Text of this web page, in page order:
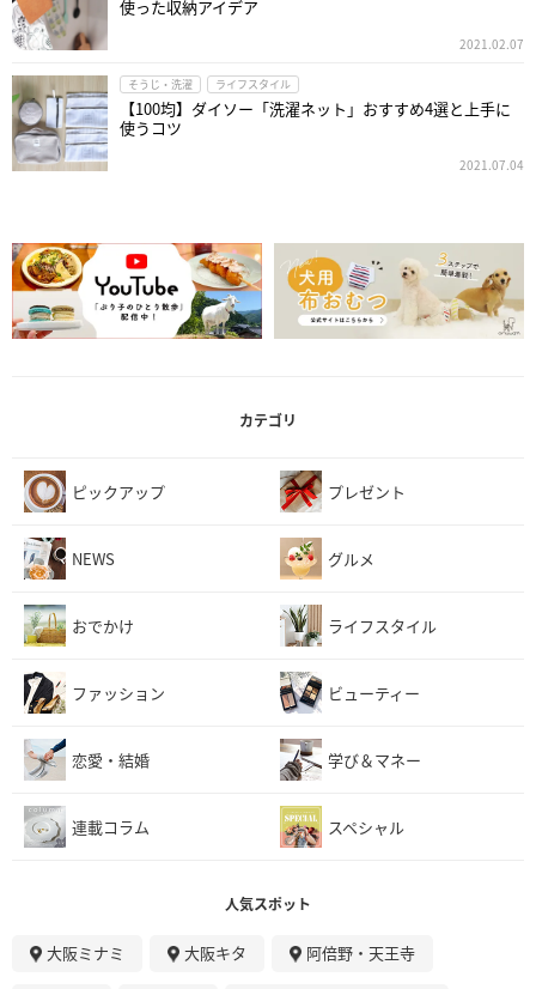
使った収納アイデア
2021.02.07
そうじ・洗濯 ライフスタイル
【100均】ダイソー「洗濯ネット」おすすめ4選と上手に
使うコツ
2021.07.04
カテゴリ
ピックアップ プレゼント
NEWS グルメ
おでかけ ライフスタイル
ファッション ビューティー
恋愛・結婚 学び＆マネー
連載コラム スペシャル
人気スポット
大阪ミナミ 大阪キタ 阿倍野・天王寺